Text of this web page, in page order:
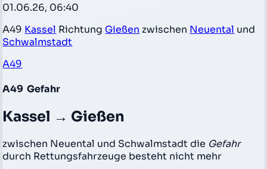
01.06.26, 06:40
A49 Kassel Richtung Gießen zwischen Neuental und
Schwalmstadt
A49
A49 Gefahr
Kassel → Gießen
zwischen Neuental und Schwalmstadt die Gefahr
durch Rettungsfahrzeuge besteht nicht mehr